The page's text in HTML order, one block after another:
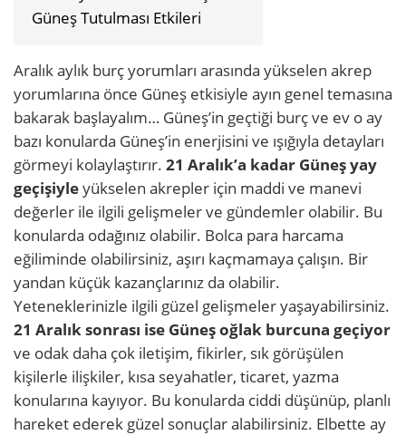
Güneş Tutulması Etkileri
Aralık aylık burç yorumları arasında yükselen akrep
yorumlarına önce Güneş etkisiyle ayın genel temasına
bakarak başlayalım… Güneş’in geçtiği burç ve ev o ay
bazı konularda Güneş’in enerjisini ve ışığıyla detayları
görmeyi kolaylaştırır. 21 Aralık’a kadar Güneş yay
geçişiyleyükselen akrepler için maddi ve manevi
değerler ile ilgili gelişmeler ve gündemler olabilir. Bu
konularda odağınız olabilir. Bolca para harcama
eğiliminde olabilirsiniz, aşırı kaçmamaya çalışın. Bir
yandan küçük kazançlarınız da olabilir.
Yeteneklerinizle ilgili güzel gelişmeler yaşayabilirsiniz.
21 Aralık sonrası ise Güneş oğlak burcuna geçiyor
ve odak daha çok iletişim, fikirler, sık görüşülen
kişilerle ilişkiler, kısa seyahatler, ticaret, yazma
konularına kayıyor. Bu konularda ciddi düşünüp, planlı
hareket ederek güzel sonuçlar alabilirsiniz. Elbette ay